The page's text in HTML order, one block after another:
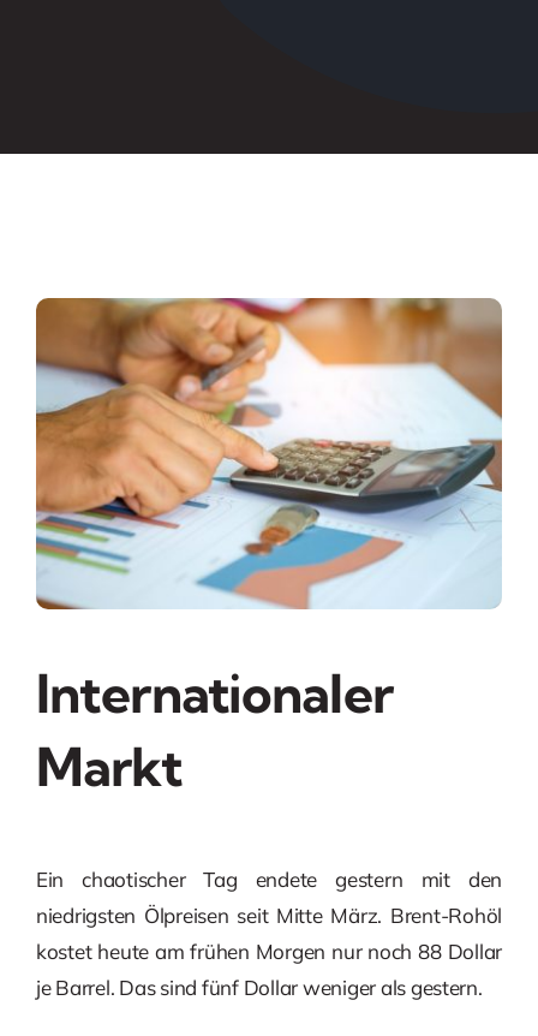
Internationaler
Markt
Ein chaotischer Tag endete gestern mit den
niedrigsten Ölpreisen seit Mitte März. Brent-Rohöl
kostet heute am frühen Morgen nur noch 88 Dollar
je Barrel. Das sind fünf Dollar weniger als gestern.